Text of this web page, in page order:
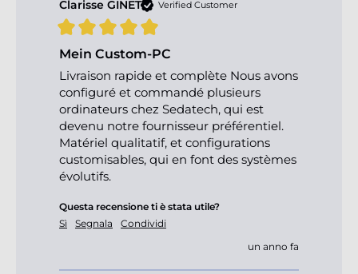
Verified Customer
Clarisse GINET
Mein Custom-PC
Livraison rapide et complète Nous avons
configuré et commandé plusieurs
ordinateurs chez Sedatech, qui est
devenu notre fournisseur préférentiel.
Matériel qualitatif, et configurations
customisables, qui en font des systèmes
évolutifs.
Questa recensione ti è stata utile?
Sì
Segnala
Condividi
un anno fa